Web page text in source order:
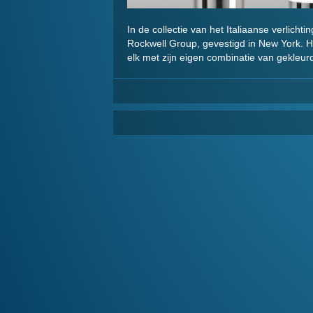
In de collectie van het Italiaanse
Rockwell Group, gevestigd in New York.
elk met zijn eigen combinatie van